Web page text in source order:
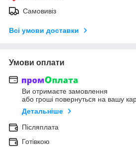
Самовивіз
Всі умови доставки
Умови оплати
Ви отримаєте замовлення
або гроші повернуться на вашу
Детальніше
Післяплата
Готівкою